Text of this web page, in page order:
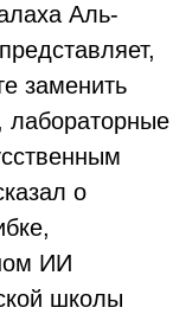
Аль-
заменить
лабораторные
о
ИИ
школы